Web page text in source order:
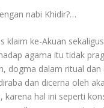
nabi Khidir?…
klaim ke-Akuan
agama itu tidak
dogma dalam ritual
dan dicerna oleh
karena hal ini seperti